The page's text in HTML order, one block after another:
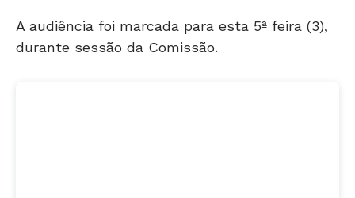
A audiência foi marcada para esta 5ª feira (3),
durante sessão da Comissão.